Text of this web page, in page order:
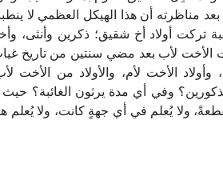
مناظرته أن هذا الهيكل العظمي لا
تركت أولاد أخ شقيق؛ ذكرين وأنثى،
الأخت لأب بعد مضي سنتين من تاريخ
وأولاد الأخت لأم، والأولاد من الأخت
وفي أي مدة يرثون الغائبة؟ حيث
يوم تاريخه غَيبَةً منقطعةً، ولا يُعلم في أي جهةٍ كانت، ولا